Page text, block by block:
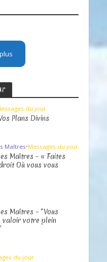
du jour
Plans Divins
Maîtres•Messages du jour
Maîtres – « Faites
Où vous vous
Maîtres – “Vous
valoir votre plein
du jour